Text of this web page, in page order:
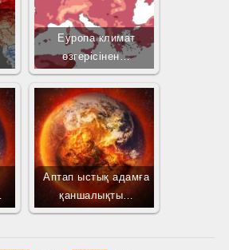
Еуропа климат
өзгерісінен…
Аптап ыстық адамға
қаншалықты…